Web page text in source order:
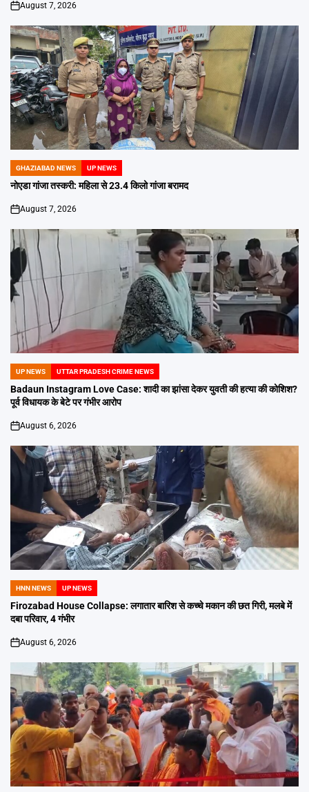
on
August 7, 2026
POSTED
IN
GHAZIABAD NEWS UP NEWS
नोएडा गांजा तस्करी: महिला से 23.4 किलो गांजा बरामद
on
August 7, 2026
POSTED
IN
UP NEWS UTTAR PRADESH CRIME NEWS
Badaun Instagram Love Case: शादी का झांसा देकर युवती की हत्या की कोशिश?
पूर्व विधायक के बेटे पर गंभीर आरोप
on
August 6, 2026
POSTED
IN
HNN NEWS UP NEWS
Firozabad House Collapse: लगातार बारिश से कच्चे मकान की छत गिरी, मलबे में
दबा परिवार, 4 गंभीर
on
August 6, 2026